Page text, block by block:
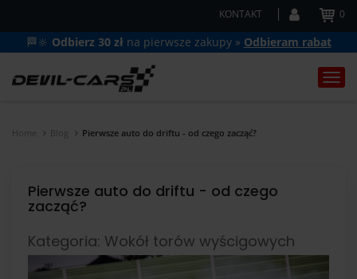
KONTAKT 0
🏁🔆 Odbierz 30 zł na pierwsze zakupy » Odbieram rabat
Home Blog Pierwsze auto do driftu - od czego zacząć?
Pierwsze auto do driftu - od czego
zacząć?
Kategoria: Wokół torów wyścigowych